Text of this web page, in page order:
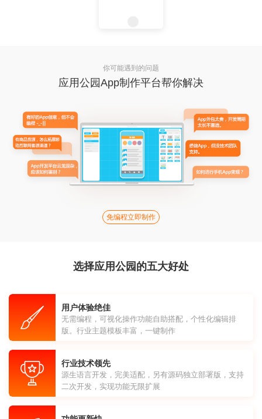
你可能遇到的问题
应用公园App制作平台帮你解决
免编程立即制作
选择应用公园的五大好处
用户体验绝佳
无需编程，可视化操作功能自助搭配，个性化编辑排
版。行业主题模板丰富，一键制作
行业技术领先
源生语言开发，完美适配，另有源码独立部署版，支持
二次开发，实现功能无限扩展